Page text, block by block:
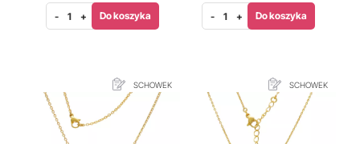
- + Do koszyka - + Do koszyka
SCHOWEK SCHOWEK